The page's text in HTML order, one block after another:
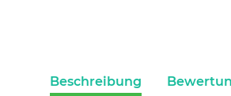
Beschreibung